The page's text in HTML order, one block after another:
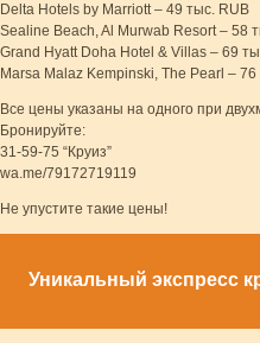
Delta Hotels by Marriott – 49 тыс. RUB
Sealine Beach, Al Murwab Resort – 58
Grand Hyatt Doha Hotel & Villas – 69
Marsa Malaz Kempinski, The Pearl –
Все цены указаны на одного при
Бронируйте:
31-59-75 “Круиз”
wa.me/79172719119
Не упустите такие цены!
Уникальный экспресс